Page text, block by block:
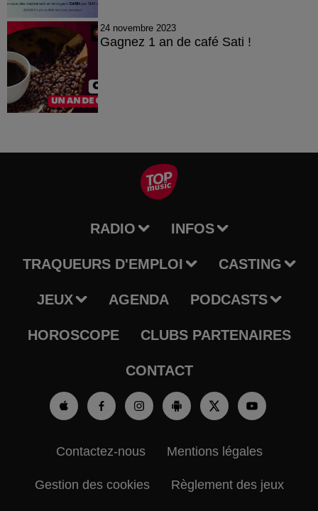
24 novembre 2023
Gagnez 1 an de café Sati !
RADIO INFOS
TRAQUEURS D'EMPLOI CASTING
JEUX AGENDA PODCASTS
HOROSCOPE CLUBS PARTENAIRES
CONTACT
Contactez-nous Mentions légales
Gestion des cookies Règlement des jeux